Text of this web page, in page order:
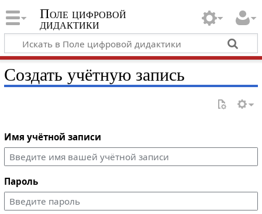
Поле цифровой
дидактики
Создать учётную запись
Имя учётной записи
Пароль